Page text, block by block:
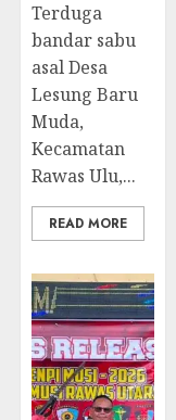
Terduga
bandar sabu
asal Desa
Lesung Baru
Muda,
Kecamatan
Rawas Ulu,...
READ MORE